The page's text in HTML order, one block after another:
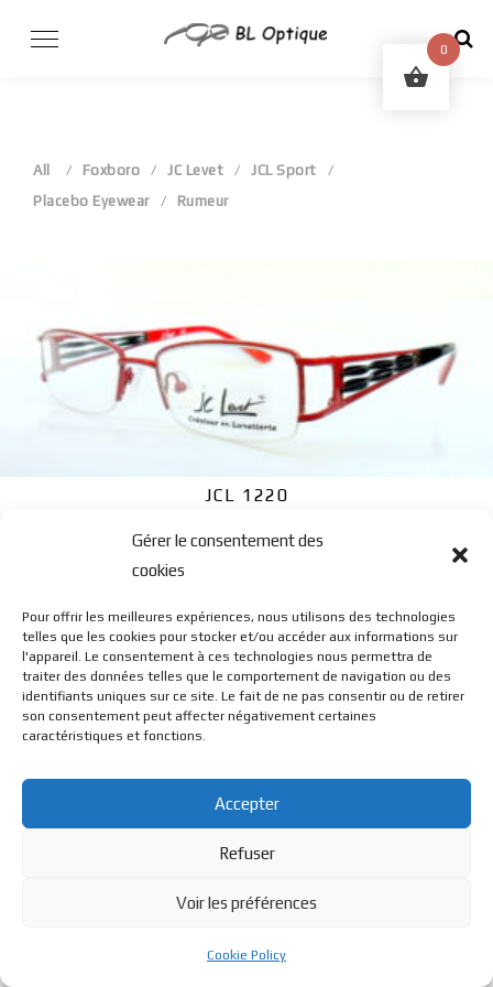
Gérer le consentement des
cookies
Pour offrir les meilleures expériences, nous utilisons des technologies
telles que les cookies pour stocker et/ou accéder aux informations sur
l'appareil. Le consentement à ces technologies nous permettra de
traiter des données telles que le comportement de navigation ou des
identifiants uniques sur ce site. Le fait de ne pas consentir ou de retirer
son consentement peut affecter négativement certaines
caractéristiques et fonctions.
Accepter
Refuser
Voir les préférences
Cookie Policy
All Foxboro JC Levet
JCL Sport
Placebo Eyewear
Rumeur
JCL 1220
© BL Optique - 22 Rue de la Cueille - 39170 Lavans Les St
Claude - 2023 - Tous droits réservés
0